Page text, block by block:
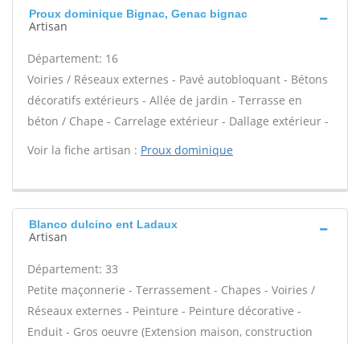
Proux dominique Bignac, Genac bignac
Artisan
Département: 16
Voiries / Réseaux externes - Pavé autobloquant - Bétons
décoratifs extérieurs - Allée de jardin - Terrasse en
béton / Chape - Carrelage extérieur - Dallage extérieur -
Voir la fiche artisan : Proux dominique
Blanco dulcino ent Ladaux
Artisan
Département: 33
Petite maçonnerie - Terrassement - Chapes - Voiries /
Réseaux externes - Peinture - Peinture décorative -
Enduit - Gros oeuvre (Extension maison, construction